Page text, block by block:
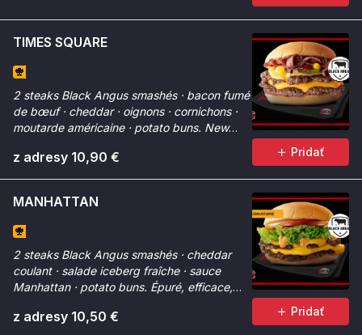
TIMES SQUARE
2 steaks Black Angus smashés · bacon fumé
de bœuf · cheddar · oignons · cornichons ·
moutarde américaine · potato buns. New
z adresy 10,90 € Pridať
MANHATTAN
2 steaks Black Angus smashés · cheddar
coulant · salade iceberg fraîche · sauce
Manhattan · potato buns. Épuré, efficace,
z adresy 10,50 € Pridať